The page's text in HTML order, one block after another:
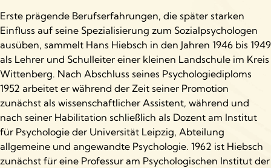
Erste prägende Berufserfahrungen, die später starken
Einfluss auf seine Spezialisierung zum Sozialpsychologen
ausüben, sammelt Hans Hiebsch in den Jahren 1946 bis 1949
als Lehrer und Schulleiter einer kleinen Landschule im Kreis
Wittenberg. Nach Abschluss seines Psychologiediploms
1952 arbeitet er während der Zeit seiner Promotion
zunächst als wissenschaftlicher Assistent, während und
nach seiner Habilitation schließlich als Dozent am Institut
für Psychologie der Universität Leipzig, Abteilung
allgemeine und angewandte Psychologie. 1962 ist Hiebsch
zunächst für eine Professur am Psychologischen Institut der